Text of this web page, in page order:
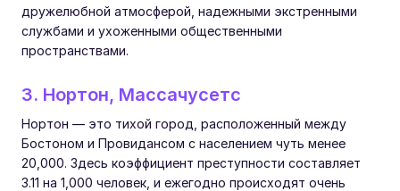
дружелюбной атмосферой, надежными экстренными
службами и ухоженными общественными
пространствами.
3. Нортон, Массачусетс
Нортон — это тихой город, расположенный между
Бостоном и Провидансом с населением чуть менее
20,000. Здесь коэффициент преступности составляет
3.11 на 1,000 человек, и ежегодно происходят очень